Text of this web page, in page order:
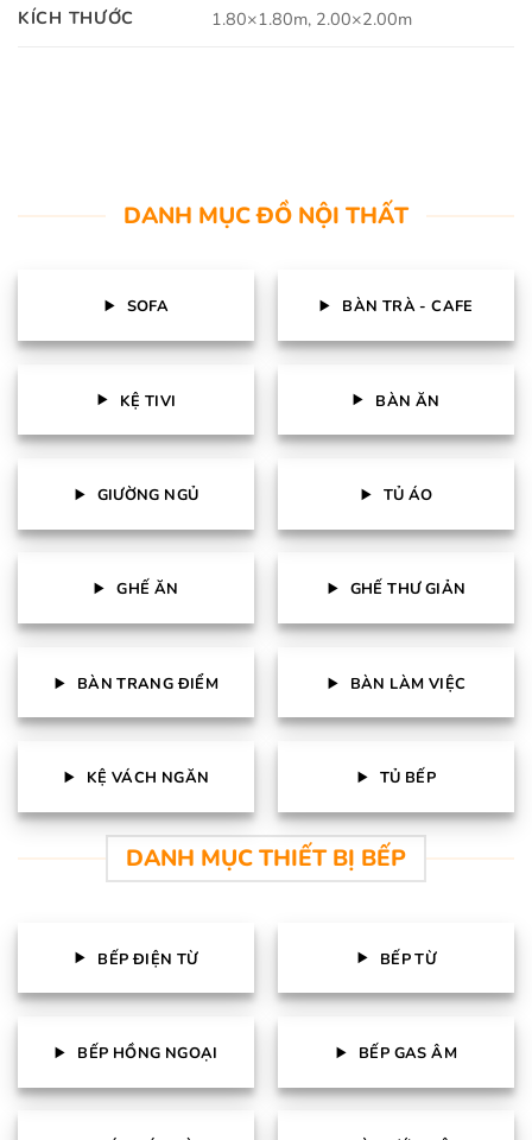
KÍCH THƯỚC 1.80×1.80m, 2.00×2.00m
DANH MỤC ĐỒ NỘI THẤT
SOFA BÀN TRÀ - CAFE
KỆ TIVI BÀN ĂN
GIƯỜNG NGỦ TỦ ÁO
GHẾ ĂN GHẾ THƯ GIẢN
BÀN TRANG ĐIỂM BÀN LÀM VIỆC
KỆ VÁCH NGĂN TỦ BẾP
DANH MỤC THIẾT BỊ BẾP
BẾP ĐIỆN TỪ BẾP TỪ
BẾP HỒNG NGOẠI BẾP GAS ÂM